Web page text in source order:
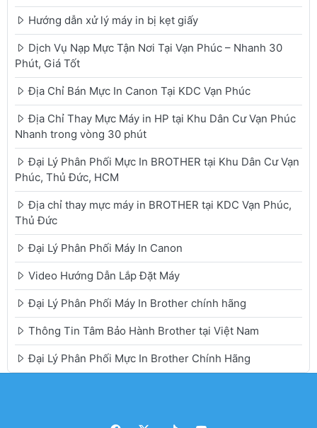
Hướng dẫn xử lý máy in bị kẹt giấy
Dịch Vụ Nạp Mực Tận Nơi Tại Vạn Phúc – Nhanh 30
Phút, Giá Tốt
Địa Chỉ Bán Mực In Canon Tại KDC Vạn Phúc
Địa Chỉ Thay Mực Máy in HP tại Khu Dân Cư Vạn Phúc
Nhanh trong vòng 30 phút
Đại Lý Phân Phối Mực In BROTHER tại Khu Dân Cư Vạn
Phúc, Thủ Đức, HCM
Địa chỉ thay mực máy in BROTHER tại KDC Vạn Phúc,
Thủ Đức
Đại Lý Phân Phối Máy In Canon
Video Hướng Dẫn Lắp Đặt Máy
Đại Lý Phân Phối Máy In Brother chính hãng
Thông Tin Tâm Bảo Hành Brother tại Việt Nam
Đại Lý Phân Phối Mực In Brother Chính Hãng